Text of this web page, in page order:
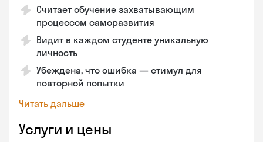
Считает обучение захватывающим
процессом саморазвития
Видит в каждом студенте уникальную
личность
Убеждена, что ошибка — стимул для
повторной попытки
Читать дальше
Услуги и цены